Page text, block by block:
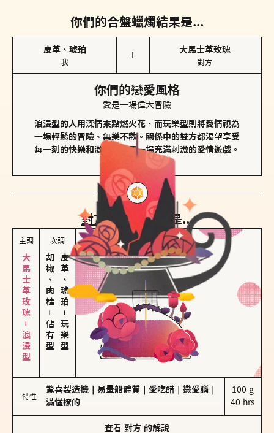
你們的合盤蠟燭結果是...
皮革、琥珀
我
＋
大馬士革玫瑰
對方
你們的戀愛風格
愛是一場偉大冒險
浪漫型的人用深情來點燃火花，而玩樂型則將愛情視為
一場輕鬆的冒險、無樂不歡。關係中的雙方都渴望享受
每一刻的快樂和激動，像是一場充滿刺激的愛情遊戲。
對方的主調蠟燭是...
主調
大馬士革玫瑰－浪漫型
次調
胡椒、肉桂
－
佔有型
皮革、琥珀
－
玩樂型
特性
驚喜製造機 易暈船體質 愛吃醋 戀愛腦
滿懂撩的
100 g
40 hrs
查看 對方 的解說